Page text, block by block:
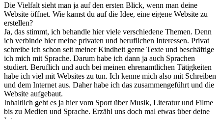
Die Vielfalt sieht man ja auf den ersten Blick, wenn man deine
Website öffnet. Wie kamst du auf die Idee, eine eigene Website zu
erstellen?
Ja, das stimmt, ich behandle hier viele verschiedene Themen. Denn
ich verbinde hier meine privaten und beruflichen Interessen. Privat
schreibe ich schon seit meiner Kindheit gerne Texte und beschäftige
ich mich mit Sprache. Darum habe ich dann ja auch Sprachen
studiert. Beruflich und auch bei meinen ehrenamtlichen Tätigkeiten
habe ich viel mit Websites zu tun. Ich kenne mich also mit Schreiben
und dem Internet aus. Daher habe ich das zusammengeführt und die
Website aufgebaut.
Inhaltlich geht es ja hier vom Sport über Musik, Literatur und Filme
bis zu Medien und Sprache. Erzähl uns doch mal etwas über deine